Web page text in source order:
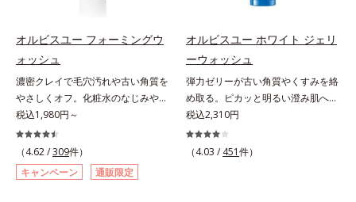
る*5 乾燥、ハリ・ツヤのなさ
ロニセラカエルレア果汁、ノバラエ
キス配合＝うるおいを与えハリと透
明感に満ちた肌へ導く保湿成分*9
メマツヨイグサ抽出液、スイカズラ
エキス配合＝角層のすみずみまで水
分・油分を保ち、ハリ・ツヤを与え
る保湿成分*10 気持ちのことアレ
ルギーテスト済＝全ての方にアレル
ギーが起こらないということではあ
でオルビスユー ドットシリーズは
美容成分(*9)として「G.D.F.アクテ
ィベーター(*10)」を配合。そし
て、従来から配合している美白(*1)
有効成分「トラネキサム酸」を配合
しました。さらに、シリーズ共通の
美容成分「GLルートブースター
(*11)」を配合することで、肌のふ
っくら感や透明感を叶えます。美白
ケアしながら多角的なエイジングケ
容成分(*7)として「G.D.F.アクティ
ベーター(*8)」を配合。そして、従
来から配合している美白有効成分
「トラネキサム酸」を配合しまし
た。さらに、シリーズ共通の美容成
分(*7)「GLルートブースター(*9)」
を配合することで、肌のふっくら感
や透明感を叶えます。美白ケアしな
オルビスユー フォーミングウ
ォッシュ
濃密クレイで毛穴汚れや古い角質を
やさしくオフ。化粧水のなじみやす
い肌に。7000種を超える成分から
厳選し、「うるおいの質(*1)」に着
目した初期エイジングケア(*2)シリ
ーズオルビスユーは肌本来のうるお
いやバリア機能にアプローチする初
税込1,980円～
（4.62 /309件）
キャンペーン
通販限定
オルビスユー ホワイト ジェリ
ーウォッシュ
弾力ゼリーが古い角質やくすみを絡
め取る。ピカッと明るい澄み肌へ。
若々しく透明感のある美肌を構成す
る要素と、年齢肌(*1)のメラニン生
成にアプローチして、明るくなめら
税込2,310円
（4.03 / 451件）